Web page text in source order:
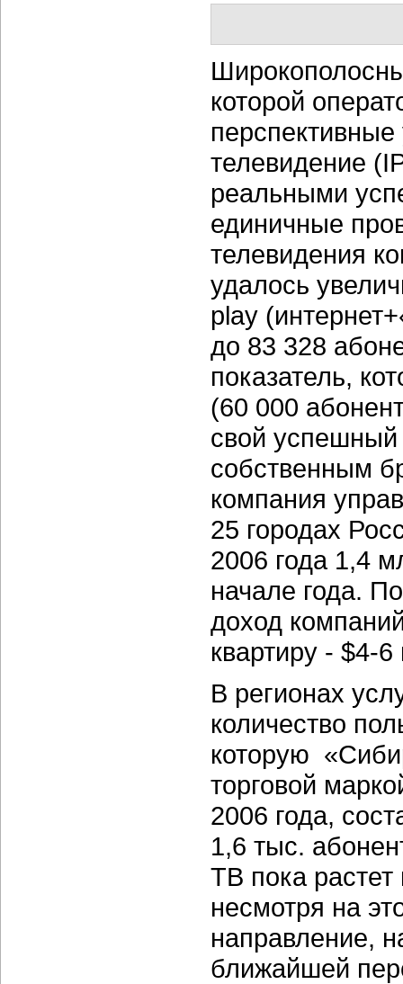
которой
телевидение
реальными
единичные
телевидения
удалось
play
до 83 328
показатель,
(60 000
свой
собственным
компания
25 городах
2006 года 1,4
начале года.
доход
квартиру - $4-
В регионах
количество
которую
торговой
2006 года,
1,6 тыс.
ТВ пока
несмотря на
направление,
ближайшей